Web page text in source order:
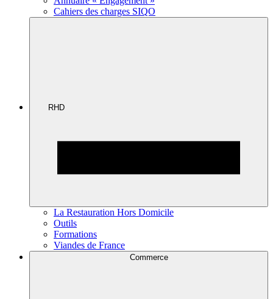
Cahiers des charges SIQO
RHD
La Restauration Hors Domicile
Outils
Formations
Viandes de France
Commerce